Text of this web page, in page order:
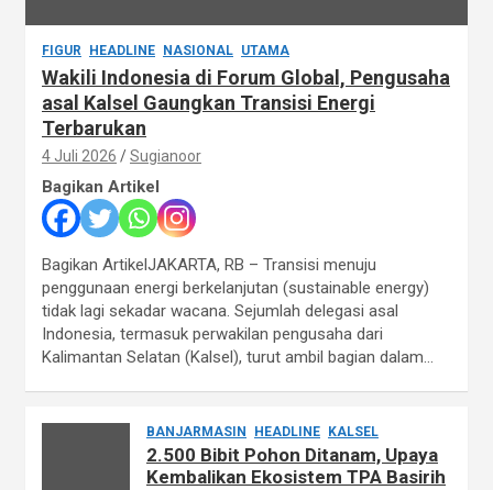
FIGUR HEADLINE NASIONAL UTAMA
Wakili Indonesia di Forum Global, Pengusaha
asal Kalsel Gaungkan Transisi Energi
Terbarukan
4 Juli 2026 Sugianoor
Bagikan Artikel
Bagikan ArtikelJAKARTA, RB – Transisi menuju
penggunaan energi berkelanjutan (sustainable energy)
tidak lagi sekadar wacana. Sejumlah delegasi asal
Indonesia, termasuk perwakilan pengusaha dari
Kalimantan Selatan (Kalsel), turut ambil bagian dalam…
BANJARMASIN HEADLINE KALSEL
2.500 Bibit Pohon Ditanam, Upaya
Kembalikan Ekosistem TPA Basirih